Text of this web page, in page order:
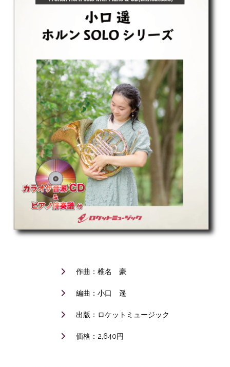
作曲：椎名 豪
編曲：小口 遥
出版：ロケットミュージック
価格：2,640円